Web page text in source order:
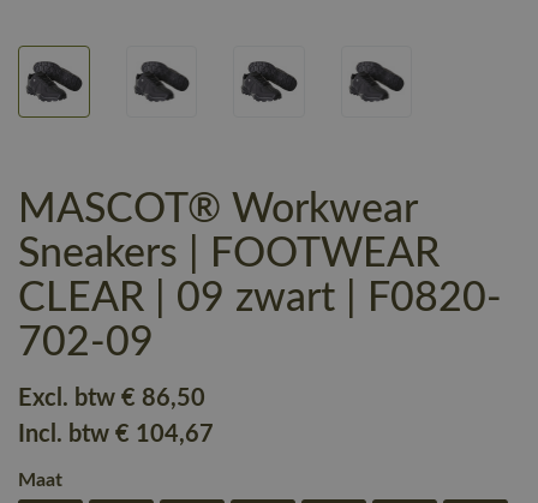
MASCOT® Workwear
Sneakers | FOOTWEAR
CLEAR | 09 zwart | F0820-
702-09
Excl. btw € 86,50
Incl. btw € 104,67
Maat